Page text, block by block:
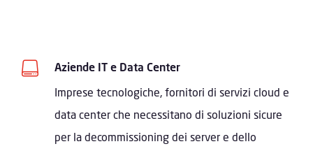

Aziende IT e Data Center
Imprese tecnologiche, fornitori di servizi cloud e
data center che necessitano di soluzioni sicure
per la decommissioning dei server e dello